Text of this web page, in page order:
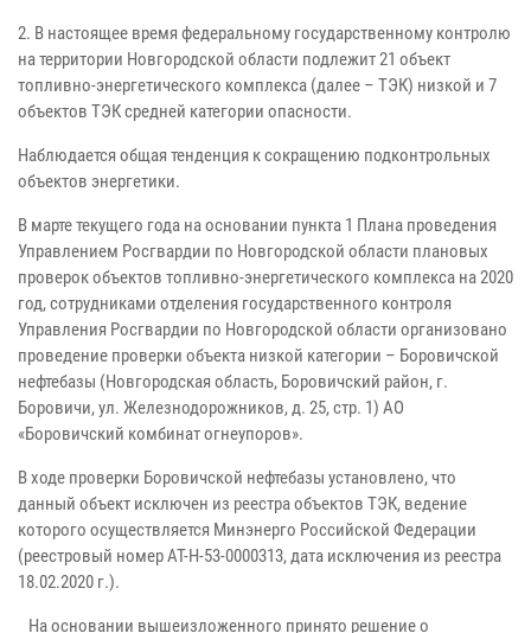
2. В настоящее время федеральному государственному контролю
на территории Новгородской области подлежит 21 объект
топливно-энергетического комплекса (далее – ТЭК) низкой и 7
объектов ТЭК средней категории опасности.
Наблюдается общая тенденция к сокращению подконтрольных
объектов энергетики.
В марте текущего года на основании пункта 1 Плана проведения
Управлением Росгвардии по Новгородской области плановых
проверок объектов топливно-энергетического комплекса на 2020
год, сотрудниками отделения государственного контроля
Управления Росгвардии по Новгородской области организовано
проведение проверки объекта низкой категории – Боровичской
нефтебазы (Новгородская область, Боровичский район, г.
Боровичи, ул. Железнодорожников, д. 25, стр. 1) АО
«Боровичский комбинат огнеупоров».
В ходе проверки Боровичской нефтебазы установлено, что
данный объект исключен из реестра объектов ТЭК, ведение
которого осуществляется Минэнерго Российской Федерации
(реестровый номер АТ-Н-53-0000313, дата исключения из реестра
18.02.2020 г.).
На основании вышеизложенного принято решение о